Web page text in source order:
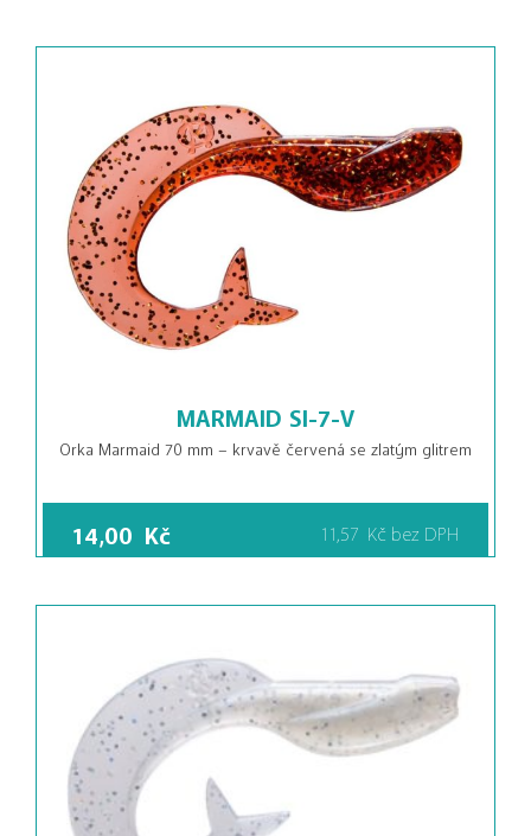
MARMAID SI-7-V
Orka Marmaid 70 mm – krvavě červená se zlatým glitrem
14,00 Kč 11,57 Kč bez DPH